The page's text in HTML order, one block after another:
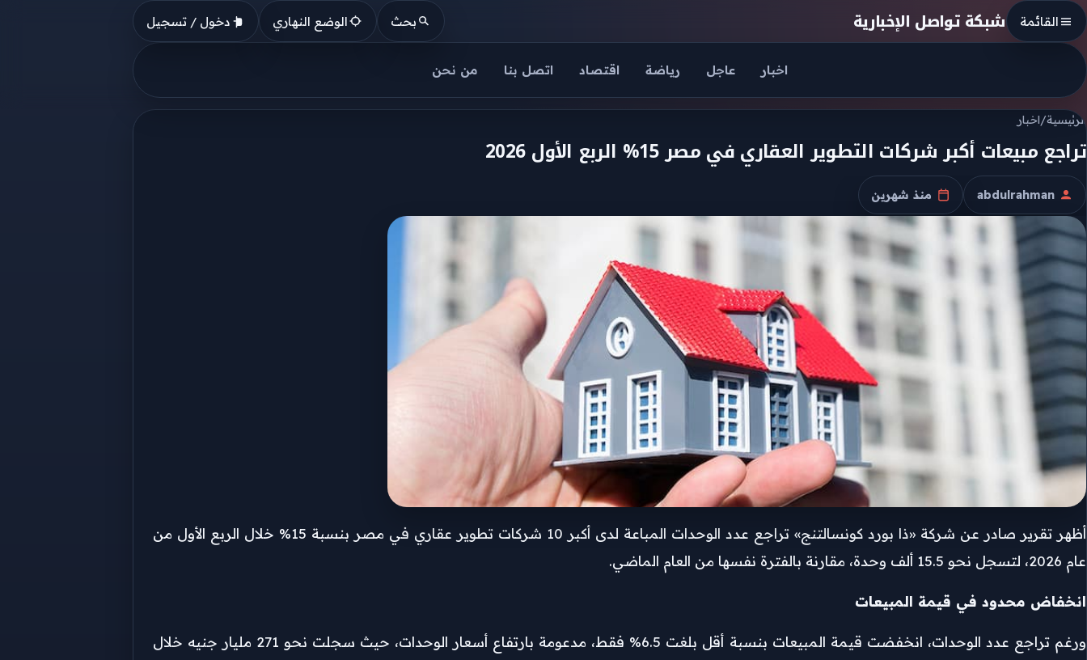
Skip to contentشبكة تواصل الإخبارية القائمة بحث الوضع النهاري دخول / تسجيل
اخبار عاجل رياضة اقتصاد اتصل بنا من نحن
الرئيسية/اخبار
تراجع مبيعات أكبر شركات التطوير العقاري في مصر 15% الربع الأول 2026
الكاتب
abdulrahman
تاريخ النشر
منذ شهرين
أظهر تقرير صادر عن شركة «ذا بورد كونسالتنج» تراجع عدد الوحدات المباعة لدى أكبر 10 شركات تطوير عقاري في مصر بنسبة 15% خلال الربع الأول من
عام 2026، لتسجل نحو 15.5 ألف وحدة، مقارنة بالفترة نفسها من العام الماضي.
انخفاض محدود في قيمة المبيعات
ورغم تراجع عدد الوحدات، انخفضت قيمة المبيعات بنسبة أقل بلغت 6.5% فقط، مدعومة بارتفاع أسعار الوحدات، حيث سجلت نحو 271 مليار جنيه خلال